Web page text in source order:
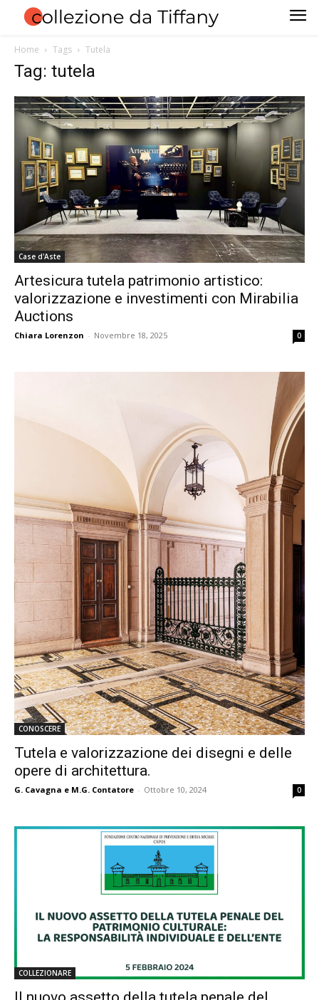
Home Tags Tutela
Tag: tutela
Case d'Aste
Artesicura tutela patrimonio artistico:
valorizzazione e investimenti con Mirabilia
Auctions
Chiara Lorenzon - Novembre 18, 2025 0
CONOSCERE
Tutela e valorizzazione dei disegni e delle
opere di architettura.
G. Cavagna e M.G. Contatore - Ottobre 10, 2024 0
COLLEZIONARE